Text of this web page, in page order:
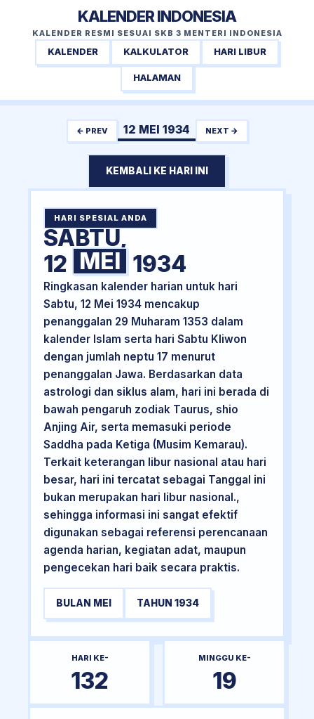
KALENDER INDONESIA
KALENDER RESMI SESUAI SKB 3 MENTERI INDONESIA
KALENDER KALKULATOR HARI LIBUR
HALAMAN
← PREV 12 MEI 1934 NEXT →
KEMBALI KE HARI INI
HARI SPESIAL ANDA
SABTU,
12 MEI 1934
Ringkasan kalender harian untuk hari
Sabtu, 12 Mei 1934 mencakup
penanggalan 29 Muharam 1353 dalam
kalender Islam serta hari Sabtu Kliwon
dengan jumlah neptu 17 menurut
penanggalan Jawa. Berdasarkan data
astrologi dan siklus alam, hari ini berada di
bawah pengaruh zodiak Taurus, shio
Anjing Air, serta memasuki periode
Saddha pada Ketiga (Musim Kemarau).
Terkait keterangan libur nasional atau hari
besar, hari ini tercatat sebagai Tanggal ini
bukan merupakan hari libur nasional.,
sehingga informasi ini sangat efektif
digunakan sebagai referensi perencanaan
agenda harian, kegiatan adat, maupun
pengecekan hari baik secara praktis.
BULAN MEI TAHUN 1934
HARI KE-
132
MINGGU KE-
19